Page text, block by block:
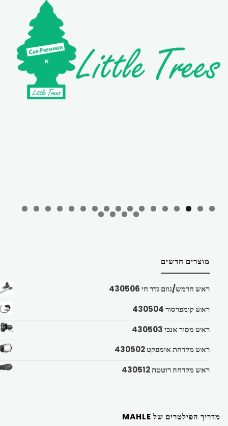
מוצרים חדשים
ראש חרמש/גוזם גדר חי 430506
ראש קומפרסור 430504
ראש מסור אנכי 430503
ראש מקדחת אימפקט 430502
ראש מקדחה רוטטת 430512
מדריך הפילטרים של MAHLE